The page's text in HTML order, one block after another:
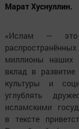
Марат Хуснуллин.
«Ислам —
миллионы наших
вклад в развитие
культуры и
углублять
исламскими
в тексте